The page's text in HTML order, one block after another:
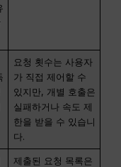
요청 횟수는 사용자
가 직접 제어할 수
있지만, 개별 호출은
실패하거나 속도 제
한을 받을 수 있습니
다.
제출된 요청 목록은